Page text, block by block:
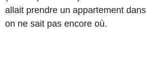
allait prendre un appartement
on ne sait pas encore où.